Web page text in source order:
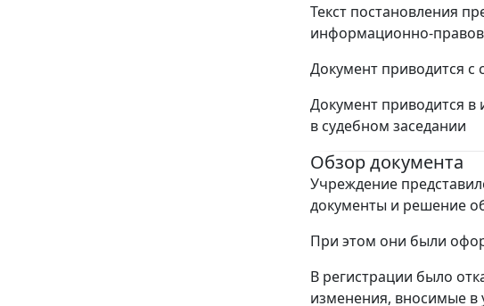
Текст постановления
информационно-
Документ приводится с
Документ приводится в
в судебном заседании
Обзор документа
Учреждение
документы и решение
При этом они были
В регистрации было
изменения, вносимые в